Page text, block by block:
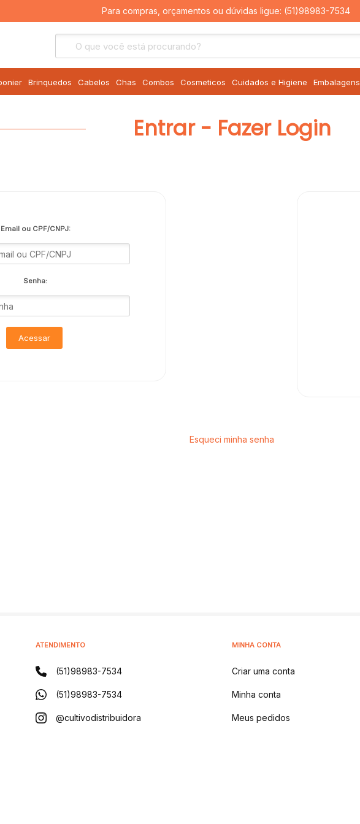
Para compras, orçamentos ou dúvidas ligue: (51)98983-7534
Brinquedos Cabelos Chas Combos Cosmeticos Cuidados e Higiene Embalagens
Entrar - Fazer Login
Email ou CPF/CNPJ:
Senha:
Acessar
Esqueci minha senha
ATENDIMENTO
(51)98983-7534
(51)98983-7534
@cultivodistribuidora
MINHA CONTA
Criar uma conta
Minha conta
Meus pedidos